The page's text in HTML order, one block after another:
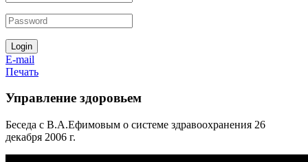
E-mail
Печать
Управление здоровьем
Беседа с В.А.Ефимовым о системе здравоохранения 26
декабря 2006 г.